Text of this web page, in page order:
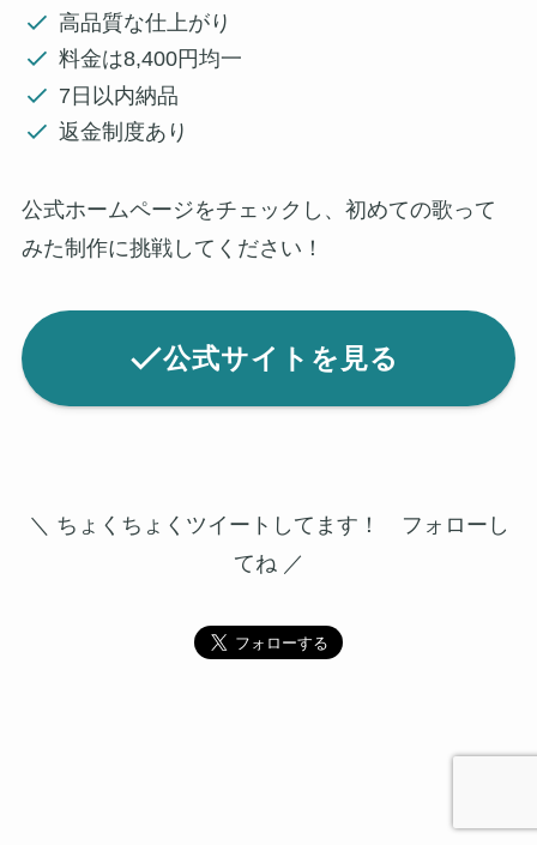
高品質な仕上がり
料金は8,400円均一
7日以内納品
返金制度あり
公式ホームページをチェックし、初めての歌って
みた制作に挑戦してください！
公式サイトを見る
＼ ちょくちょくツイートしてます！ フォローし
てね ／